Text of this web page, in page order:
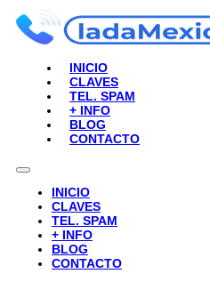
INICIO
CLAVES
TEL. SPAM
+ INFO
BLOG
CONTACTO
INICIO
CLAVES
TEL. SPAM
+ INFO
BLOG
CONTACTO